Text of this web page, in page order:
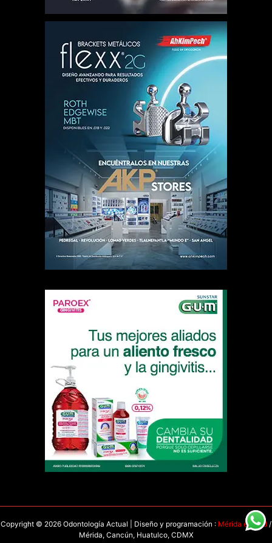
Copyright © 2026 Odontología Actual | Diseño y programación : Mérida en Red /
Mérida, Cancún, Huatulco, CDMX